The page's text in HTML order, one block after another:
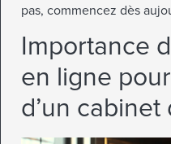
pas, commencez dès
Importance
en ligne
d’un cabinet